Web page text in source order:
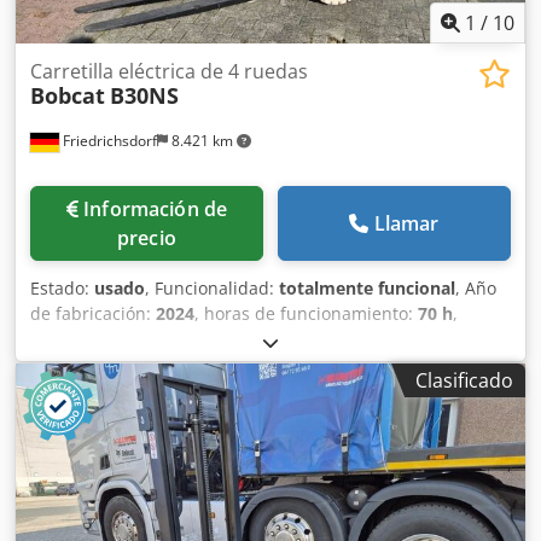
1 / 10
Friedrichsdorf 8.421 km
Carretilla eléctrica de 4 ruedas
Bobcat B30NS
Información de
precio
Llamar
Estado: usado, Funcionalidad: totalmente funcional, Año
de fabricación: 2024, horas de funcionamiento: 70 h,
3.000 kg, altura de elevación:
mm, ascensor libre:1.475 mm, tipo de combustible:
eléctrico, tipo de mástil:triple
, altura de construcción:
2.145 mm , potencia:16 kW (21,75 CV) , anchura del
portahorquillas:1.116 mm , longitud de la horquilla:1.200
mm
, peso en vacío:4.850 kg, longitud total:2.520 mm,
tipo de accionamiento:Elektro, ancho de construcción:
1.244 mm, Apilador eléctrico de 4 ruedas Centro de
Clasificado